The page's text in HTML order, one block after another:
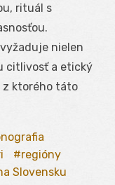
rituál s
nielen
citlivosť a etický
z ktorého táto
regióny
Slovensku